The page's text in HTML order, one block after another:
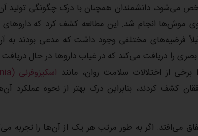
دانشمندان همچنان با درک چگونگی تولید
زمینه، جدیدترین مطالعه، در سال ۲۰۱۹ روی موش‌ها انجام شد. این مطالعه
قبلاً فرضیه‌های مختلفی وجود داشت که مدعی بودند
را دریافت می‌کند که در غیاب دارو‌ها در حال دریافت
از اختلالات سلامت روان، مانند اسکیزوفرنی (Schizophrenia)
کشف کردند، بنابراین درک بهتر از نحوه عملکرد
می‌افتد. اگر به طور مرتب هر یک از آن‌ها را